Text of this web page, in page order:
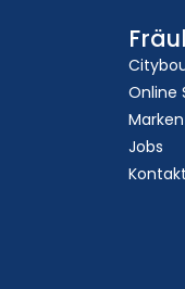
Online
Marken
Jobs
Kontakt